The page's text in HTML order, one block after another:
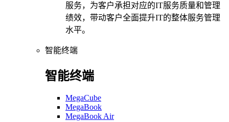
服务，为客户承担对应的IT服务质量和管理
绩效，带动客户全面提升IT的整体服务管理
水平。
智能终端
智能终端
MegaCube
MegaBook
MegaBook Air